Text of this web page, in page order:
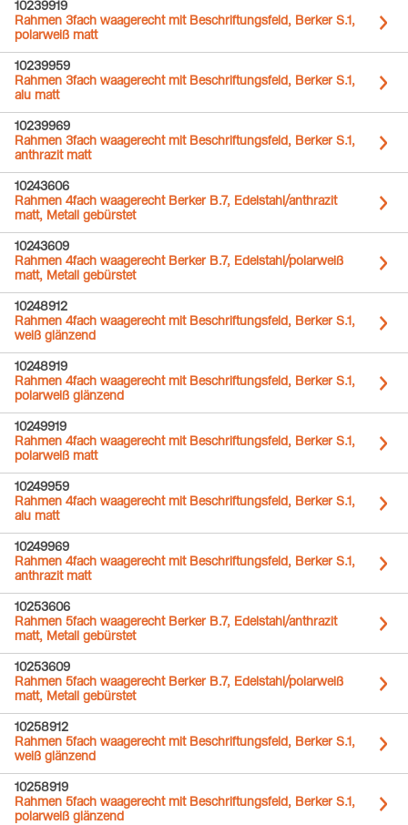
10239919
Rahmen 3fach waagerecht mit Beschriftungsfeld, Berker S.1,
polarweiß matt
10239959
Rahmen 3fach waagerecht mit Beschriftungsfeld, Berker S.1,
alu matt
10239969
Rahmen 3fach waagerecht mit Beschriftungsfeld, Berker S.1,
anthrazit matt
10243606
Rahmen 4fach waagerecht Berker B.7, Edelstahl/anthrazit
matt, Metall gebürstet
10243609
Rahmen 4fach waagerecht Berker B.7, Edelstahl/polarweiß
matt, Metall gebürstet
10248912
Rahmen 4fach waagerecht mit Beschriftungsfeld, Berker S.1,
weiß glänzend
10248919
Rahmen 4fach waagerecht mit Beschriftungsfeld, Berker S.1,
polarweiß glänzend
10249919
Rahmen 4fach waagerecht mit Beschriftungsfeld, Berker S.1,
polarweiß matt
10249959
Rahmen 4fach waagerecht mit Beschriftungsfeld, Berker S.1,
alu matt
10249969
Rahmen 4fach waagerecht mit Beschriftungsfeld, Berker S.1,
anthrazit matt
10253606
Rahmen 5fach waagerecht Berker B.7, Edelstahl/anthrazit
matt, Metall gebürstet
10253609
Rahmen 5fach waagerecht Berker B.7, Edelstahl/polarweiß
matt, Metall gebürstet
10258912
Rahmen 5fach waagerecht mit Beschriftungsfeld, Berker S.1,
weiß glänzend
10258919
Rahmen 5fach waagerecht mit Beschriftungsfeld, Berker S.1,
polarweiß glänzend